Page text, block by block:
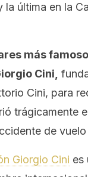
la última en la
más
Cini,
Cini, para
trágicamente
de vuelo
Giorgio Cini es